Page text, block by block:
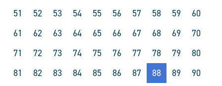
51
52 53 54 55 56 57 58 59
60
61
62 63 64 65 66 67 68 69
70
71
72 73 74 75 76 77 78 79
80
81
82 83 84 85 86 87 88 89
90